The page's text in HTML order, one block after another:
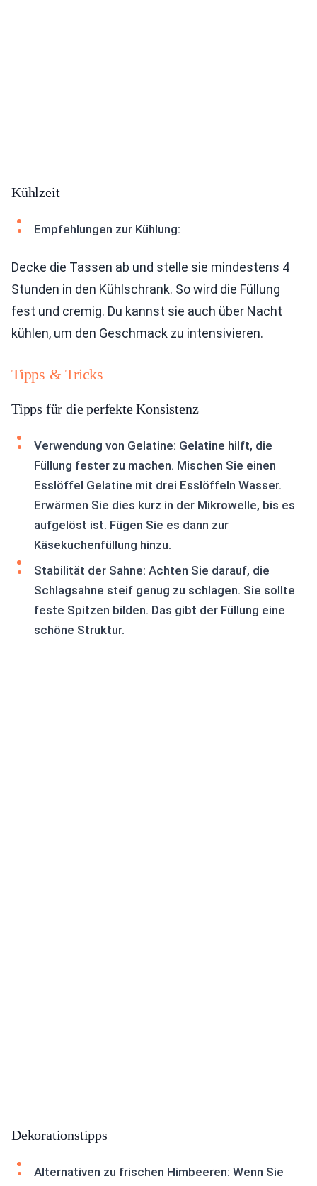
Kühlzeit
Empfehlungen zur Kühlung:
Decke die Tassen ab und stelle sie mindestens 4
Stunden in den Kühlschrank. So wird die Füllung
fest und cremig. Du kannst sie auch über Nacht
kühlen, um den Geschmack zu intensivieren.
Tipps & Tricks
Tipps für die perfekte Konsistenz
Verwendung von Gelatine: Gelatine hilft, die
Füllung fester zu machen. Mischen Sie einen
Esslöffel Gelatine mit drei Esslöffeln Wasser.
Erwärmen Sie dies kurz in der Mikrowelle, bis es
aufgelöst ist. Fügen Sie es dann zur
Käsekuchenfüllung hinzu.
Stabilität der Sahne: Achten Sie darauf, die
Schlagsahne steif genug zu schlagen. Sie sollte
feste Spitzen bilden. Das gibt der Füllung eine
schöne Struktur.
Dekorationstipps
Alternativen zu frischen Himbeeren: Wenn Sie